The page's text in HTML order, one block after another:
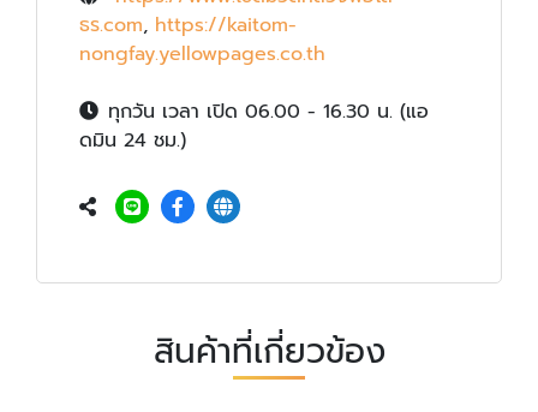
ธร.com, https://kaitom-
nongfay.yellowpages.co.th
ทุกวัน เวลา เปิด 06.00 - 16.30 น. (แอ
ดมิน 24 ชม.)
สินค้าที่เกี่ยวข้อง